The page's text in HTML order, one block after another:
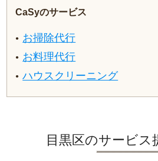
CaSyのサービス
お掃除代行
お料理代行
ハウスクリーニング
目黒区のサービス